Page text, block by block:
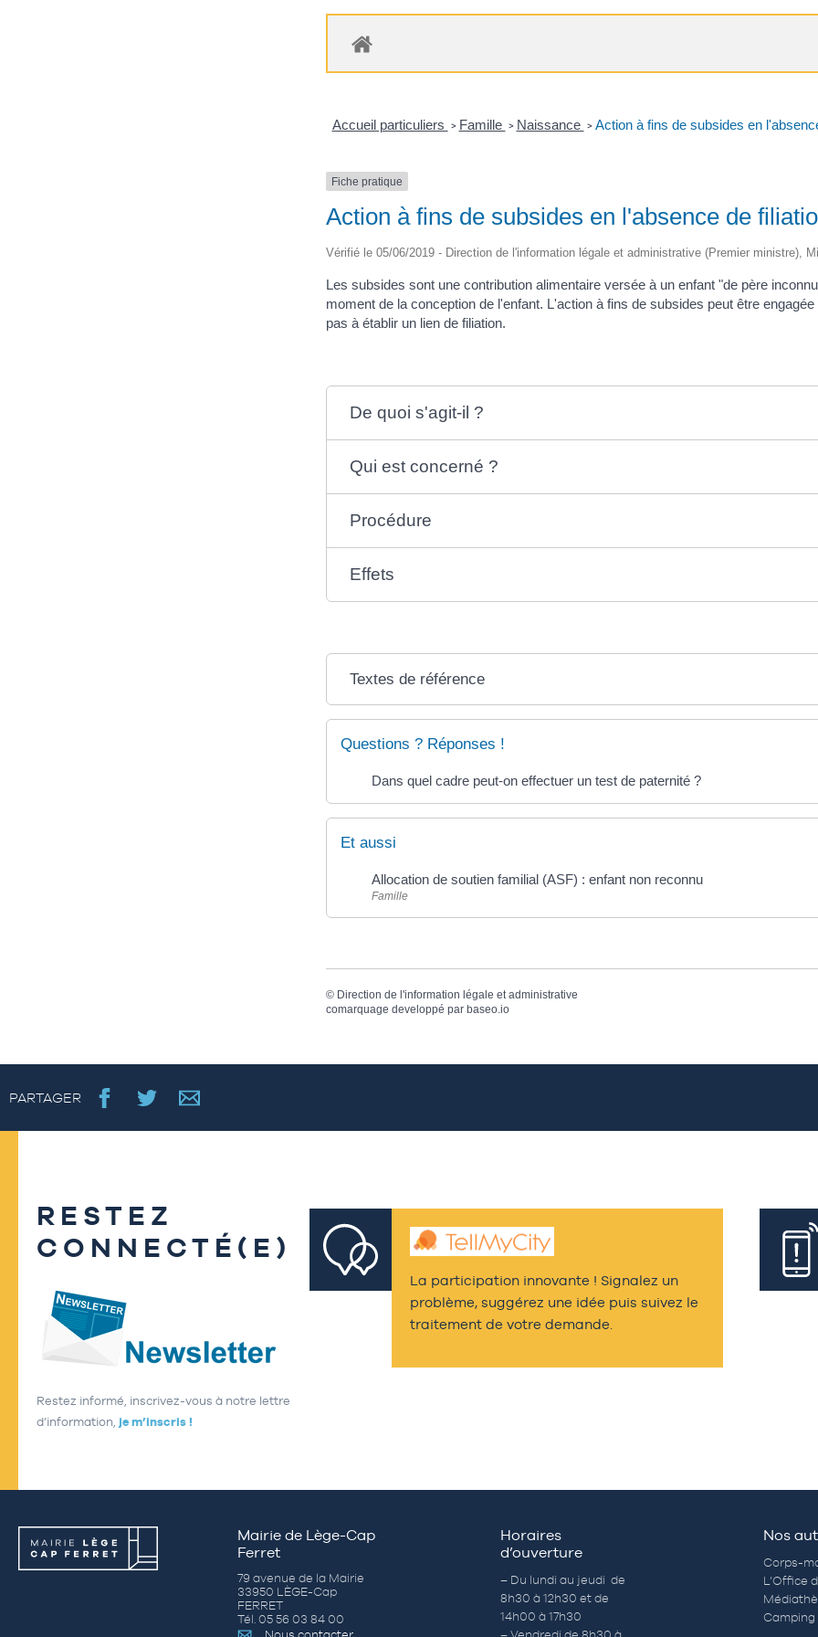
Accueil particuliers > Famille > Naissance > Action à fins de subsides en
Fiche pratique
Action à fins de subsides en l'absence de
Vérifié le 05/06/2019 - Direction de l'information légale et administrative (Premier ministre),
Les subsides sont une contribution alimentaire versée à un enfant "de père
moment de la conception de l'enfant. L'action à fins de subsides peut être
pas à établir un lien de filiation.
De quoi s'agit-il ?
Qui est concerné ?
Procédure
Effets
Textes de référence
Questions ? Réponses !
Dans quel cadre peut-on effectuer un test de paternité ?
Et aussi
Allocation de soutien familial (ASF) : enfant non reconnu
Famille
© Direction de l'information légale et administrative
comarquage developpé par baseo.io
PARTAGER
RESTEZ
CONNECTÉ(E)
Restez informé, inscrivez-vous à notre lettre
d’information, je m’inscris !
La participation innovante ! Signalez un
problème, suggérez une idée puis suivez le
traitement de votre demande.
Mairie de Lège-Cap
Ferret
79 avenue de la Mairie
33950 LÈGE-Cap
FERRET
Tél. 05 56 03 84 00
Horaires
d’ouverture
– Du lundi au jeudi de
8h30 à 12h30 et de
14h00 à 17h30
Nos
Corps-
L’Office
Camping